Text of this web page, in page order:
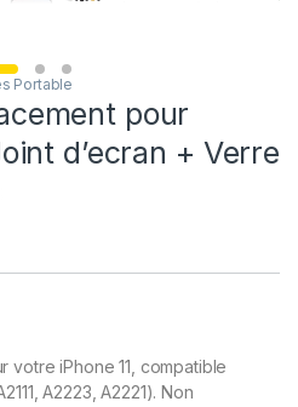
Portable
pour
d’ecran + Verre
votre iPhone 11, compatible
A2223, A2221). Non